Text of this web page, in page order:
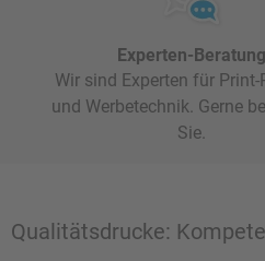
Experten-Beratung
Wir sind Experten für
und Werbetechnik. Gerne
Sie.
Qualitätsdrucke: